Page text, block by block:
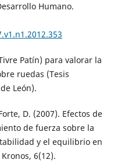
Humano.
Patín) para valorar la
ruedas (Tesis
León).
D. (2007). Efectos de
de fuerza sobre la
y el equilibrio en
6(12).